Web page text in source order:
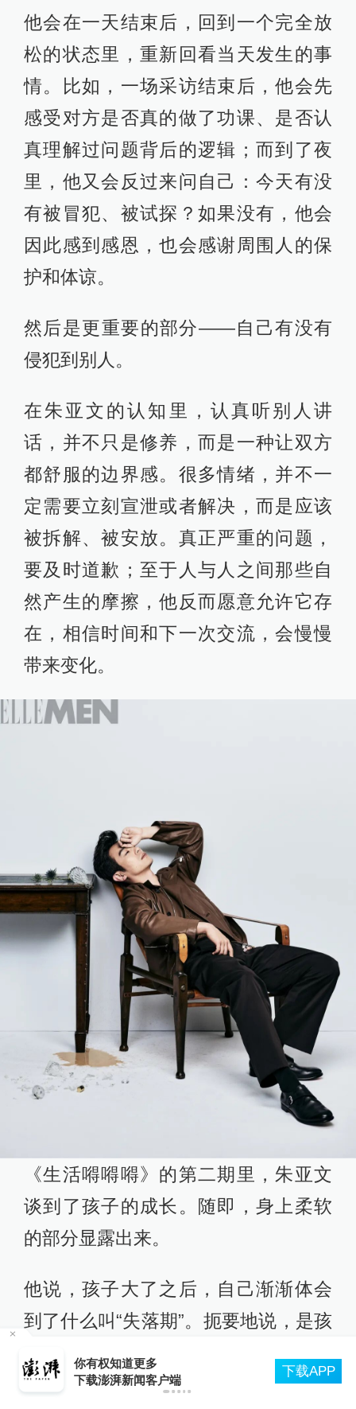
他会在一天结束后，回到一个完全放
松的状态里，重新回看当天发生的事
情。比如，一场采访结束后，他会先
感受对方是否真的做了功课、是否认
真理解过问题背后的逻辑；而到了夜
里，他又会反过来问自己：今天有没
有被冒犯、被试探？如果没有，他会
因此感到感恩，也会感谢周围人的保
护和体谅。
然后是更重要的部分——自己有没有
侵犯到别人。
在朱亚文的认知里，认真听别人讲
话，并不只是修养，而是一种让双方
都舒服的边界感。很多情绪，并不一
定需要立刻宣泄或者解决，而是应该
被拆解、被安放。真正严重的问题，
要及时道歉；至于人与人之间那些自
然产生的摩擦，他反而愿意允许它存
在，相信时间和下一次交流，会慢慢
带来变化。
《生活嘚嘚嘚》的第二期里，朱亚文
谈到了孩子的成长。随即，身上柔软
的部分显露出来。
他说，孩子大了之后，自己渐渐体会
到了什么叫“失落期”。扼要地说，是孩
子依然爱你、依赖你，但也开始建立
自己的边界、自己的世界。
中央气象台发布台风红色预警，为何发布最高级
别预警